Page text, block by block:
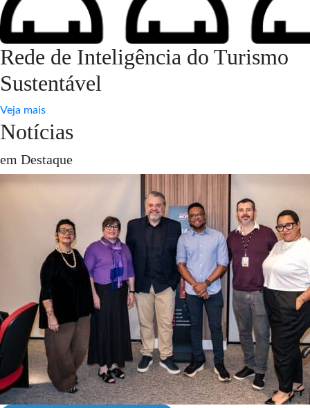
Rede de Inteligência do Turismo
Sustentável
Veja mais
Notícias
em Destaque